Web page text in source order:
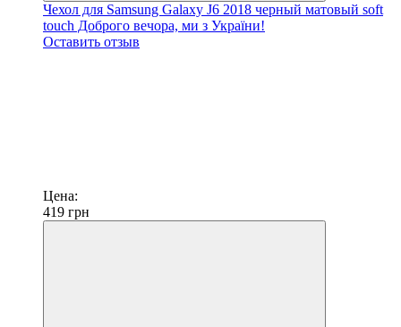
Чехол для Samsung Galaxy J6 2018 черный матовый soft
touch Доброго вечора, ми з України!
Оставить отзыв
Цена:
419 грн